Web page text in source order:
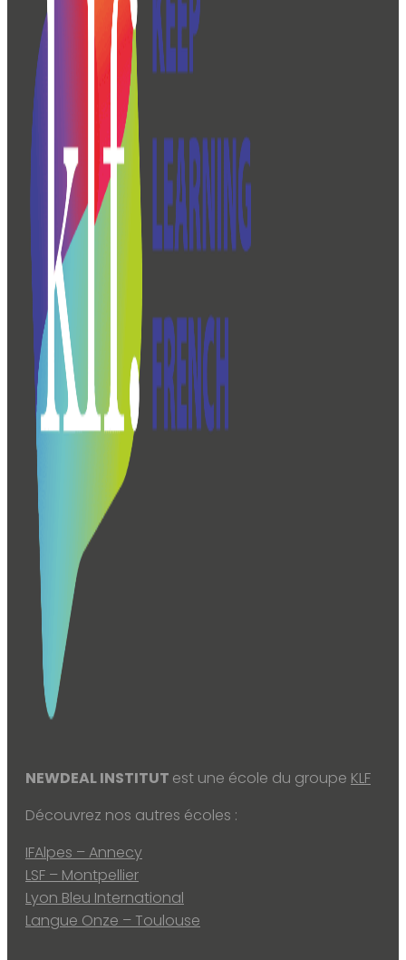
NEWDEAL INSTITUT est une école du groupe KLF
Découvrez nos autres écoles :
IFAlpes – Annecy
LSF – Montpellier
Lyon Bleu International
Langue Onze – Toulouse